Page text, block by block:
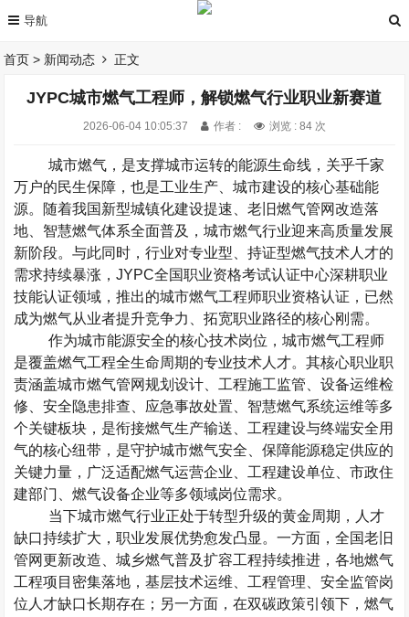
首页 > 新闻动态 正文
JYPC城市燃气工程师，解锁燃气行业职业新赛道
2026-06-04 10:05:37 作者 : 浏览 : 84 次
城市燃气，是支撑城市运转的能源生命线，关乎千家
万户的民生保障，也是工业生产、城市建设的核心基础能
源。随着我国新型城镇化建设提速、老旧燃气管网改造落
地、智慧燃气体系全面普及，城市燃气行业迎来高质量发展
新阶段。与此同时，行业对专业型、持证型燃气技术人才的
需求持续暴涨，JYPC全国职业资格考试认证中心深耕职业
技能认证领域，推出的城市燃气工程师职业资格认证，已然
成为燃气从业者提升竞争力、拓宽职业路径的核心刚需。
作为城市能源安全的核心技术岗位，城市燃气工程师
是覆盖燃气工程全生命周期的专业技术人才。其核心职业职
责涵盖城市燃气管网规划设计、工程施工监管、设备运维检
修、安全隐患排查、应急事故处置、智慧燃气系统运维等多
个关键板块，是衔接燃气生产输送、工程建设与终端安全用
气的核心纽带，是守护城市燃气安全、保障能源稳定供应的
关键力量，广泛适配燃气运营企业、工程建设单位、市政住
建部门、燃气设备企业等多领域岗位需求。
当下城市燃气行业正处于转型升级的黄金周期，人才
缺口持续扩大，职业发展优势愈发凸显。一方面，全国老旧
管网更新改造、城乡燃气普及扩容工程持续推进，各地燃气
工程项目密集落地，基层技术运维、工程管理、安全监管岗
位人才缺口长期存在；另一方面，在双碳政策引领下，燃气